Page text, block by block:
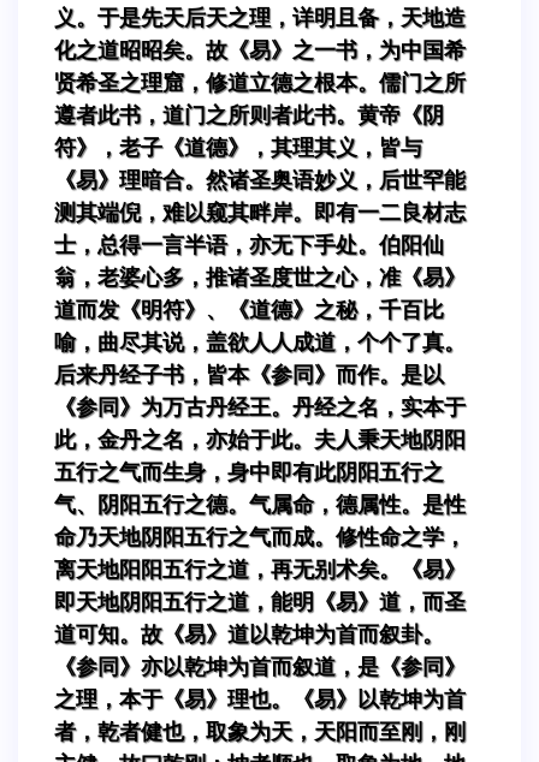
义。于是先天后天之理，详明且备，天地造
化之道昭昭矣。故《易》之一书，为中国希
贤希圣之理窟，修道立德之根本。儒门之所
遵者此书，道门之所则者此书。黄帝《阴
符》，老子《道德》，其理其义，皆与
《易》理暗合。然诸圣奥语妙义，后世罕能
测其端倪，难以窥其畔岸。即有一二良材志
士，总得一言半语，亦无下手处。伯阳仙
翁，老婆心多，推诸圣度世之心，准《易》
道而发《明符》、《道德》之秘，千百比
喻，曲尽其说，盖欲人人成道，个个了真。
后来丹经子书，皆本《参同》而作。是以
《参同》为万古丹经王。丹经之名，实本于
此，金丹之名，亦始于此。夫人秉天地阴阳
五行之气而生身，身中即有此阴阳五行之
气、阴阳五行之德。气属命，德属性。是性
命乃天地阴阳五行之气而成。修性命之学，
离天地阳阳五行之道，再无别术矣。《易》
即天地阴阳五行之道，能明《易》道，而圣
道可知。故《易》道以乾坤为首而叙卦。
《参同》亦以乾坤为首而叙道，是《参同》
之理，本于《易》理也。《易》以乾坤为首
者，乾者健也，取象为天，天阳而至刚，刚